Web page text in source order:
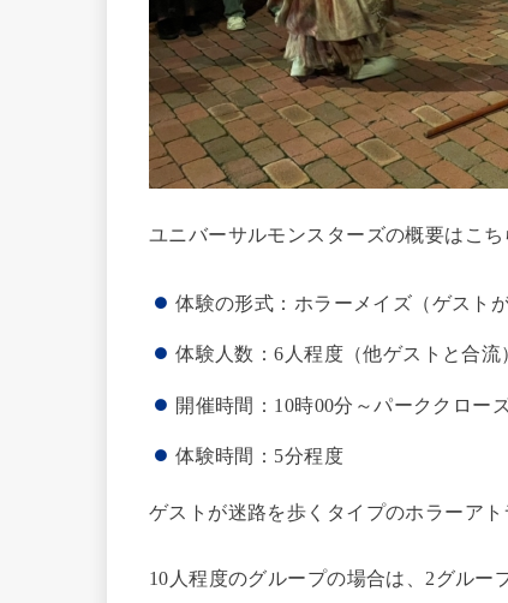
ユニバーサルモンスターズの概要はこち
体験の形式：ホラーメイズ（ゲスト
体験人数：6人程度（他ゲストと合流
開催時間：10時00分～パーククロー
体験時間：5分程度
ゲストが迷路を歩くタイプのホラーア
10人程度のグループの場合は、2グルー